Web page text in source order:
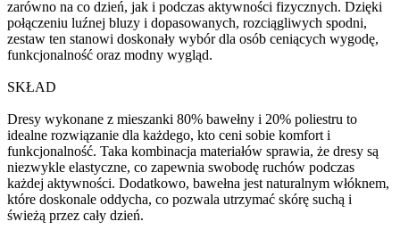
zarówno na co dzień, jak i podczas aktywności fizycznych. Dzięki
połączeniu luźnej bluzy i dopasowanych, rozciągliwych spodni,
zestaw ten stanowi doskonały wybór dla osób ceniących wygodę,
funkcjonalność oraz modny wygląd.
SKŁAD
Dresy wykonane z mieszanki 80% bawełny i 20% poliestru to
idealne rozwiązanie dla każdego, kto ceni sobie komfort i
funkcjonalność. Taka kombinacja materiałów sprawia, że dresy są
niezwykle elastyczne, co zapewnia swobodę ruchów podczas
każdej aktywności. Dodatkowo, bawełna jest naturalnym włóknem,
które doskonale oddycha, co pozwala utrzymać skórę suchą i
świeżą przez cały dzień.